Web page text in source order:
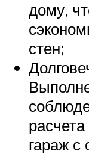
дому,
стен;
гараж с